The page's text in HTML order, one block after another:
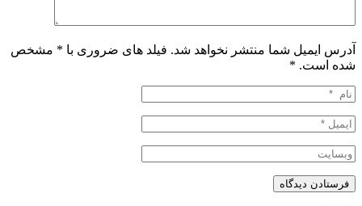
آدرس ایمیل شما منتشر نخواهد شد. فیلد های ضروری با * مشخص
شده است. *